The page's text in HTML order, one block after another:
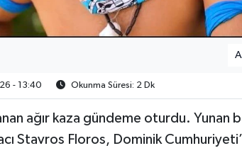
A
- 13:40 Okunma Süresi: 2 Dk
ağır kaza gündeme oturdu. Yunan
Stavros Floros, Dominik